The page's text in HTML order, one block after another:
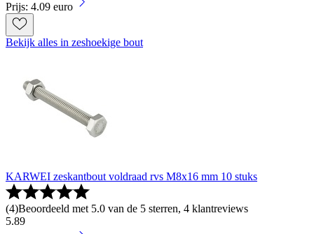
Prijs: 4.09 euro
Bekijk alles in zeshoekige bout
KARWEI zeskantbout voldraad rvs M8x16 mm 10 stuks
(4)Beoordeeld met 5.0 van de 5 sterren, 4 klantreviews
5.89